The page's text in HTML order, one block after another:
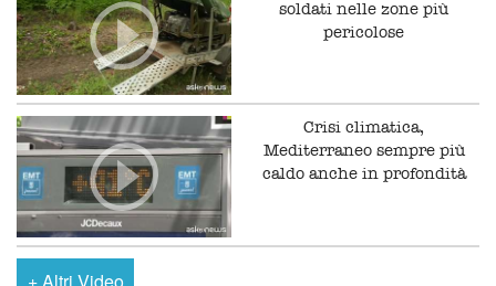
soldati nelle zone più
pericolose
Crisi climatica,
Mediterraneo sempre più
caldo anche in profondità